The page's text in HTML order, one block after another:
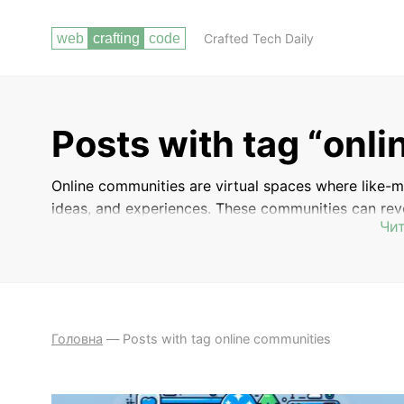
Crafted Tech Daily
Posts with tag
Online communities are virtual spaces where
ideas, and experiences. These communities can
interests, professions, and more. Members of
Головна — Posts with tag online communities